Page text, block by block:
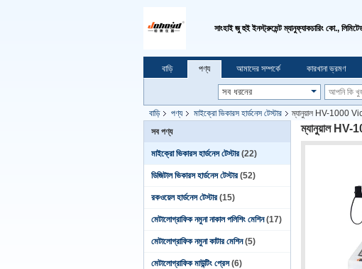
সাংহাই জু হুই ইনস্ট্রুমেন্ট ম্যানুফ্যাকচারিং কো.,
বাড়ি পণ্য আমাদের সম্পর্কে কারখানা ভ্রমণ
বাড়ি পণ্য মাইক্রো ভিকারস হার্ডনেস টেস্টার
ম্যানুয়াল HV-1000
সব পণ্য
মাইক্রো ভিকারস হার্ডনেস টেস্টার (22)
ডিজিটাল ভিকারস হার্ডনেস টেস্টার (52)
রকওয়েল হার্ডনেস টেস্টার (15)
মেটালোগ্রাফিক নমুনা নাকাল পলিশিং মেশিন (17)
মেটালোগ্রাফিক নমুনা কাটার মেশিন (5)
মেটালোগ্রাফিক মাউন্টিং প্রেস (6)
ম্যানুয়াল HV-